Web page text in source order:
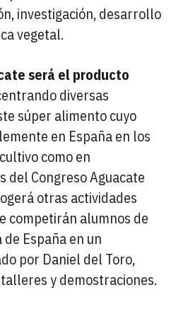
investigación, desarrollo
vegetal.
será el producto
diversas
súper alimento cuyo
en España en los
como en
del Congreso Aguacate
otras actividades
competirán alumnos de
España en un
por Daniel del Toro,
y demostraciones.